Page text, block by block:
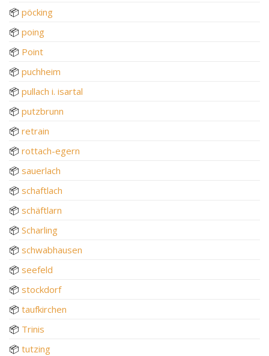
📦 pöcking
📦 poing
📦 Point
📦 puchheim
📦 pullach i. isartal
📦 putzbrunn
📦 retrain
📦 rottach-egern
📦 sauerlach
📦 schaftlach
📦 schäftlarn
📦 Scharling
📦 schwabhausen
📦 seefeld
📦 stockdorf
📦 taufkirchen
📦 Trinis
📦 tutzing